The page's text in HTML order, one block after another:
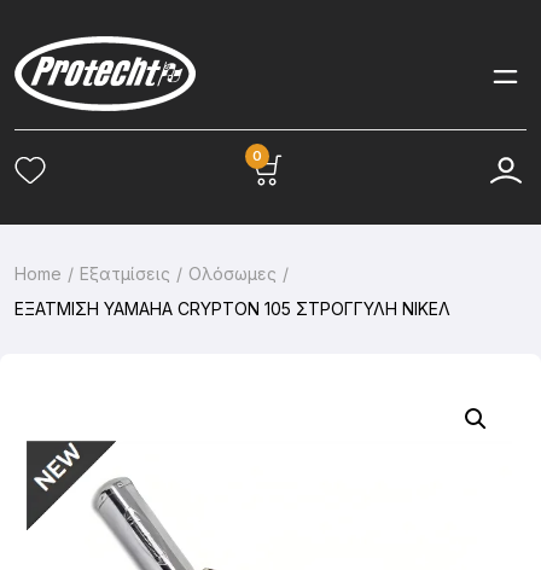
0
Home Εξατμίσεις
Ολόσωμες
ΕΞΑΤΜΙΣΗ YAMAHA CRYPTON 105 ΣΤΡΟΓΓΥΛΗ ΝΙΚΕΛ